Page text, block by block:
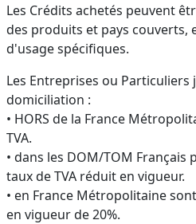
Les Crédits achetés peuvent
des produits et pays couverts,
d'usage spécifiques.
Les Entreprises ou
domiciliation :
• HORS de la France
TVA.
• dans les DOM/TOM
taux de TVA réduit en vigueur.
• en France Métropolitaine
en vigueur de 20%.